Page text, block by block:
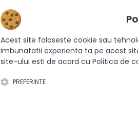
Blumotion cu placuta
Blum
Acest site foloseste cookie sau
imbunatatii experienta ta pe acest
site-ului esti de acord cu Politica de
PREFERINTE